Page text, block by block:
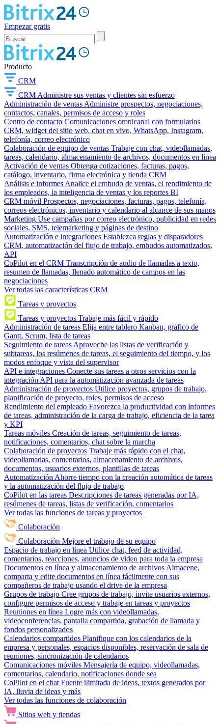
Empezar gratis
Producto
CRM
CRM Administre sus ventas y clientes sin esfuerzo
Administración de ventas Administre prospectos, negociaciones,
contactos, canales, permisos de acceso y roles
Centro de contacto Comunicaciones omnicanal con formularios
CRM, widget del sitio web, chat en vivo, WhatsApp, Instagram,
telefonía, correo electrónico
Colaboración de equipo de ventas Trabaje con chat, videollamadas,
tareas, calendario, almacenamiento de archivos, documentos en línea
Activación de ventas Obtenga cotizaciones, facturas, pagos,
catálogo, inventario, firma electrónica y tienda CRM
Análisis e informes Analice el embudo de ventas, el rendimiento de
los empleados, la inteligencia de ventas y los reportes BI
CRM móvil Prospectos, negociaciones, facturas, pagos, telefonía,
correos electrónicos, inventario y calendario al alcance de sus manos
Marketing Use campañas por correo electrónico, publicidad en redes
sociales, SMS, telemarketing y páginas de destino
Automatización e integraciones Establezca reglas y disparadores
CRM, automatización del flujo de trabajo, embudos automatizados,
API
CoPilot en el CRM Transcripción de audio de llamadas a texto,
resumen de llamadas, llenado automático de campos en las
negociaciones
Ver todas las características CRM
Tareas y proyectos
Tareas y proyectos Trabaje más fácil y rápido
Administración de tareas Elija entre tablero Kanban, gráfico de
Gantt, Scrum, lista de tareas
Seguimiento de tareas Aproveche las listas de verificación y
subtareas, los resúmenes de tareas, el seguimiento del tiempo, y los
modos enfoque y vista del supervisor
API e integraciones Conecte sus tareas a otros servicios con la
integración API para la automatización avanzada de tareas
Administración de proyectos Utilice proyectos, grupos de trabajo,
planificación de proyecto, roles, permisos de acceso
Rendimiento del empleado Favorezca la productividad con informes
de tareas, administración de la carga de trabajo, eficiencia de la tarea
y KPI
Tareas móviles Creación de tareas, seguimiento de tareas,
notificaciones, comentarios, chat sobre la marcha
Colaboración de proyectos Trabaje más rápido con el chat,
videollamadas, comentarios, almacenamiento de archivos,
documentos, usuarios externos, plantillas de tareas
Automatización Ahorre tiempo con la creación automática de tareas
y la automatización del flujo de trabajo
CoPilot en las tareas Descripciones de tareas generadas por IA,
resúmenes de tareas, listas de verificación, comentarios
Ver todas las funciones de tareas y proyectos
Colaboración
Colaboración Mejore el trabajo de su equipo
Espacio de trabajo en línea Utilice chat, feed de actividad,
comentarios, reacciones, anuncios de video para toda la empresa
Documentos en línea y almacenamiento de archivos Almacene,
comparta y edite documentos en línea fácilmente con sus
compañeros de trabajo usando el drive de la empresa
Grupos de trabajo Cree grupos de trabajo, invite usuarios externos,
configure permisos de acceso y trabaje en tareas y proyectos
Reuniones en línea Logre más con videollamadas,
videoconferencias, pantalla compartida, grabación de llamada y
fondos personalizados
Calendarios compartidos Planifique con los calendarios de la
empresa y personales, espacios disponibles, reservación de sala de
reuniones, sincronización de calendarios
Comunicaciones móviles Mensajería de equipo, videollamadas,
comentarios, calendario, notificaciones donde sea
CoPilot en el chat Fuente ilimitada de ideas, textos generados por
IA, lluvia de ideas y más
Ver todas las funciones de colaboración
Sitios web y tiendas